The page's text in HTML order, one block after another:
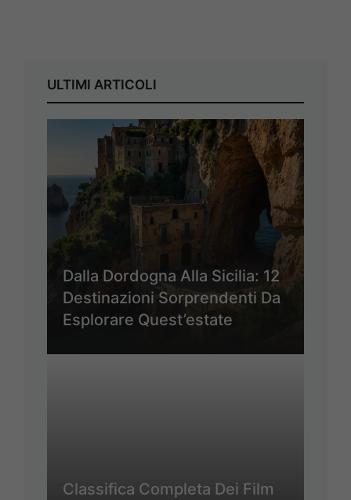
ULTIMI ARTICOLI
Dalla Dordogna Alla Sicilia: 12
Destinazioni Sorprendenti Da
Esplorare Quest’estate
Classifica Completa Dei Film